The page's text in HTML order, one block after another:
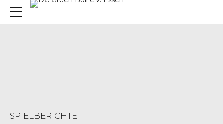
SPIELBERICHTE